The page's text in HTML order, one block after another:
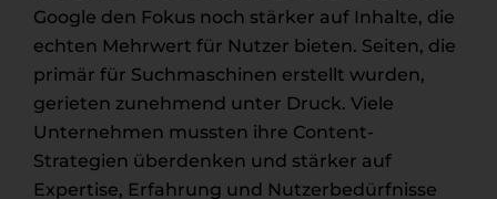
Google den Fokus noch stärker auf Inhalte, die
echten Mehrwert für Nutzer bieten. Seiten, die
primär für Suchmaschinen erstellt wurden,
gerieten zunehmend unter Druck. Viele
Unternehmen mussten ihre Content-
Strategien überdenken und stärker auf
Expertise, Erfahrung und Nutzerbedürfnisse